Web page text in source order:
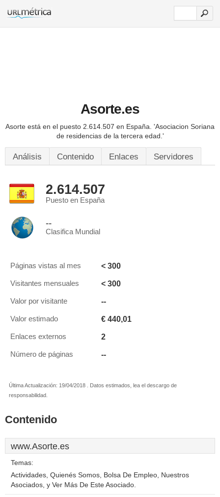
Asorte.es
Asorte está en el puesto 2.614.507 en España. 'Asociacion Soriana
de residencias de la tercera edad.'
Análisis Contenido Enlaces Servidores
2.614.507
Puesto en España
--
Clasifica Mundial
Páginas vistas al mes < 300
Visitantes mensuales < 300
Valor por visitante --
Valor estimado € 440,01
Enlaces externos 2
Número de páginas --
Última Actualización: 19/04/2018 . Datos estimados, lea el descargo de
responsabilidad.
Contenido
www.Asorte.es
Temas:
Actividades, Quienés Somos, Bolsa De Empleo, Nuestros
Asociados, y Ver Más De Este Asociado.